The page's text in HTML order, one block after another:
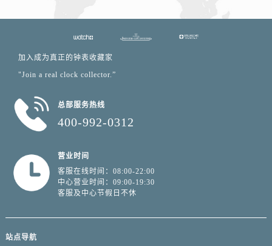
加入成为真正的钟表收藏家
"Join a real clock collector.”
总部服务热线
400-992-0312
营业时间
客服在线时间：08:00-22:00
中心营业时间：09:00-19:30
客服及中心节假日不休
站点导航